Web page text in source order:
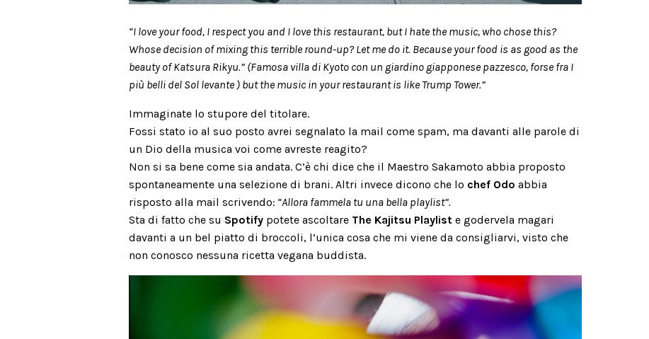
“I love your food, I respect you and I love this restaurant, but I hate the music, who chose this?
Whose decision of mixing this terrible round-up? Let me do it. Because your food is as good as the
beauty of Katsura Rikyu.” (Famosa villa di Kyoto con un giardino giapponese pazzesco, forse fra I
più belli del Sol levante ) but the music in your restaurant is like Trump Tower.”
Immaginate lo stupore del titolare.
Fossi stato io al suo posto avrei segnalato la mail come spam, ma davanti alle parole di
un Dio della musica voi come avreste reagito?
Non si sa bene come sia andata. C’è chi dice che il Maestro Sakamoto abbia proposto
spontaneamente una selezione di brani. Altri invece dicono che lo chef Odo abbia
risposto alla mail scrivendo: “Allora fammela tu una bella playlist”.
Sta di fatto che su Spotify potete ascoltare The Kajitsu Playlist e godervela magari
davanti a un bel piatto di broccoli, l’unica cosa che mi viene da consigliarvi, visto che
non conosco nessuna ricetta vegana buddista.